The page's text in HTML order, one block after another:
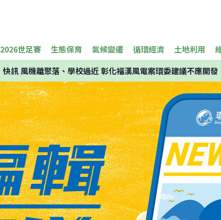
2026世足賽 生態保育 氣候變遷 循環經濟 土地利用
快訊風機離聚落、學校過近 彰化福漢風電案環委建議不應開發